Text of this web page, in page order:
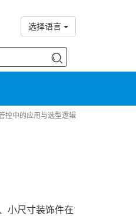
选择语言
控中的应用与选型逻辑
小尺寸装饰件在